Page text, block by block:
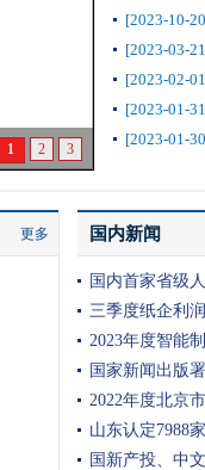
北京：未
1 2 3
[2023-10-
[2023-03-
[2023-02-
[2023-01-
[2023-01-
更多 国内新闻
国内首家省级
三季度纸企利
2023年度智能
国家新闻出版
2022年度北京
山东认定7988
国新产投、中